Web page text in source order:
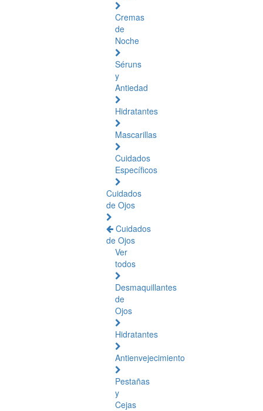
Cremas
de
Noche
Séruns
y
Antiedad
Hidratantes
Mascarillas
Cuidados
Específicos
Cuidados
de Ojos
Cuidados
de Ojos
Ver
todos
Desmaquillantes
de
Ojos
Hidratantes
Antienvejecimiento
Pestañas
y
Cejas